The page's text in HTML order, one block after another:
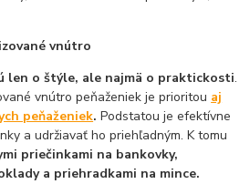
vnútro
len o štýle, ale najmä o praktickosti.
vnútro peňaženiek je prioritou aj
peňaženiek. Podstatou je efektívne
a udržiavať ho priehľadným. K tomu
priečinkami na bankovky,
a priehradkami na mince.